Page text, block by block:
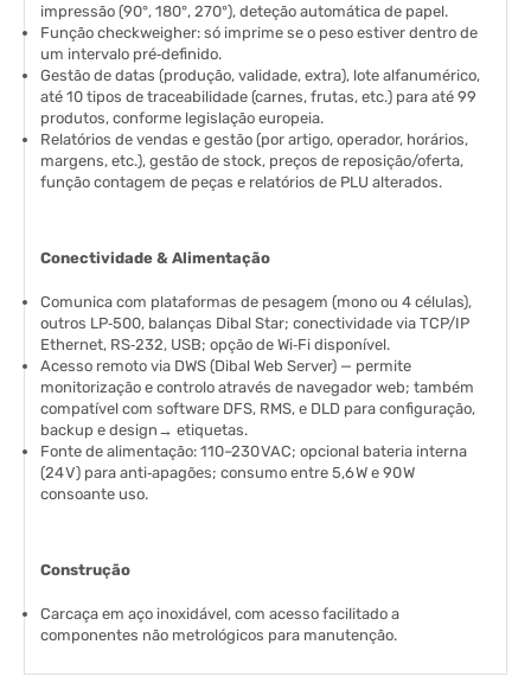
impressão (90°, 180°, 270°), deteção automática de papel.
Função checkweigher: só imprime se o peso estiver dentro de
um intervalo pré‑definido.
Gestão de datas (produção, validade, extra), lote alfanumérico,
até 10 tipos de traceabilidade (carnes, frutas, etc.) para até 99
produtos, conforme legislação europeia.
Relatórios de vendas e gestão (por artigo, operador, horários,
margens, etc.), gestão de stock, preços de reposição/oferta,
função contagem de peças e relatórios de PLU alterados.
Conectividade & Alimentação
Comunica com plataformas de pesagem (mono ou 4 células),
outros LP‑500, balanças Dibal Star; conectividade via TCP/IP
Ethernet, RS‑232, USB; opção de Wi‑Fi disponível.
Acesso remoto via DWS (Dibal Web Server) — permite
monitorização e controlo através de navegador web; também
compatível com software DFS, RMS, e DLD para configuração,
backup e design→ etiquetas.
Fonte de alimentação: 110–230 VAC; opcional bateria interna
(24 V) para anti‑apagões; consumo entre 5,6 W e 90 W
consoante uso.
Construção
Carcaça em aço inoxidável, com acesso facilitado a
componentes não metrológicos para manutenção.